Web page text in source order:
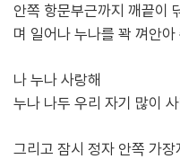
안쪽 항문부근까지 깨끝이
며 일어나 누나를 꽉 껴안
나 누나 사랑해
누나 나두 우리 자기 많이
그리고 잠시 정자 안쪽 가